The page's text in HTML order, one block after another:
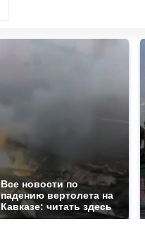
Все новости по
падению вертолета на
Кавказе: читать здесь